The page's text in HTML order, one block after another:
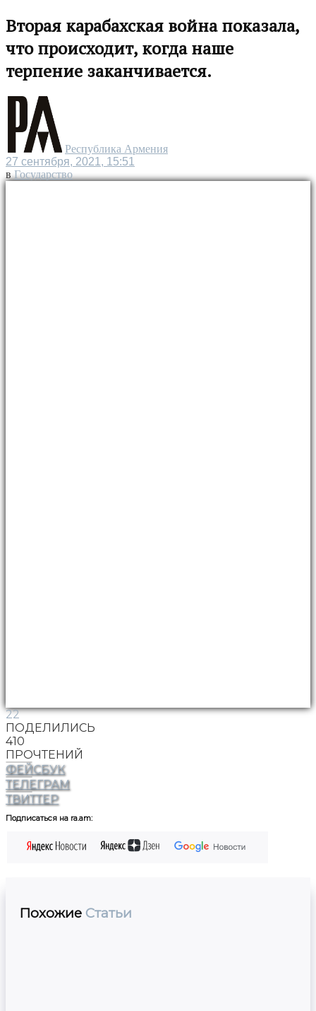
Вторая карабахская война показала,
что происходит, когда наше
терпение заканчивается.
Республика Армения
27 сентября, 2021, 15:51
в Государство
22
ПОДЕЛИЛИСЬ
410
ПРОЧТЕНИЙ
ФЕЙСБУК
ТЕЛЕГРАМ
ТВИТТЕР
Подписаться на ra.am:
Похожие Статьи